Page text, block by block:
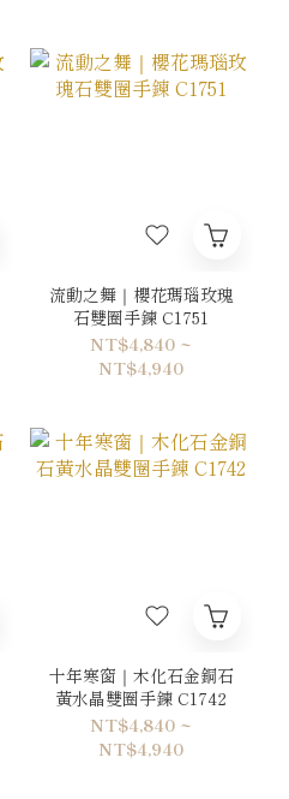
流動之舞｜櫻花瑪瑙玫瑰
石雙圈手鍊 C1751
NT$4,840 ~
NT$4,940
十年寒窗｜木化石金銅石
黃水晶雙圈手鍊 C1742
NT$4,840 ~
NT$4,940